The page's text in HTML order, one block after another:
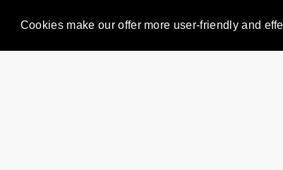
Cookies make our offer more user-friendly and